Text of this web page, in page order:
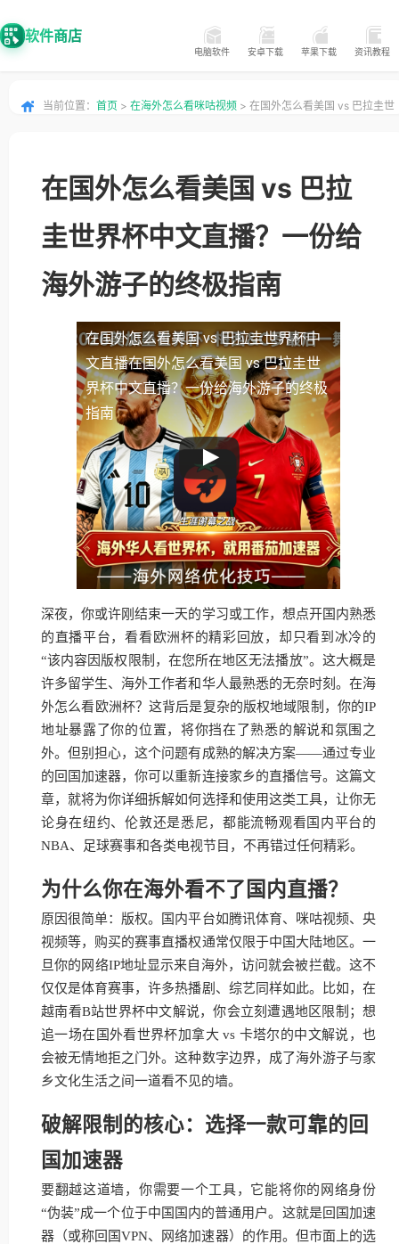
软件商店
电脑软件 安卓下载 苹果下载 资讯教程
当前位置： 首页 > 在海外怎么看咪咕视频 > 在国外怎么看美国 vs 巴拉圭世
在国外怎么看美国 vs 巴拉
圭世界杯中文直播？一份给
海外游子的终极指南
在国外怎么看美国 vs 巴拉圭世界杯中
文直播在国外怎么看美国 vs 巴拉圭世
界杯中文直播？一份给海外游子的终极
指南
深夜，你或许刚结束一天的学习或工作，想点开国内熟悉
的直播平台，看看欧洲杯的精彩回放，却只看到冰冷的
“该内容因版权限制，在您所在地区无法播放”。这大概是
许多留学生、海外工作者和华人最熟悉的无奈时刻。在海
外怎么看欧洲杯？这背后是复杂的版权地域限制，你的IP
地址暴露了你的位置，将你挡在了熟悉的解说和氛围之
外。但别担心，这个问题有成熟的解决方案——通过专业
的回国加速器，你可以重新连接家乡的直播信号。这篇文
章，就将为你详细拆解如何选择和使用这类工具，让你无
论身在纽约、伦敦还是悉尼，都能流畅观看国内平台的
NBA、足球赛事和各类电视节目，不再错过任何精彩。
为什么你在海外看不了国内直播？
原因很简单：版权。国内平台如腾讯体育、咪咕视频、央
视频等，购买的赛事直播权通常仅限于中国大陆地区。一
旦你的网络IP地址显示来自海外，访问就会被拦截。这不
仅仅是体育赛事，许多热播剧、综艺同样如此。比如，在
越南看B站世界杯中文解说，你会立刻遭遇地区限制；想
追一场在国外看世界杯加拿大 vs 卡塔尔的中文解说，也
会被无情地拒之门外。这种数字边界，成了海外游子与家
乡文化生活之间一道看不见的墙。
破解限制的核心：选择一款可靠的回
国加速器
要翻越这道墙，你需要一个工具，它能将你的网络身份
“伪装”成一个位于中国国内的普通用户。这就是回国加速
器（或称回国VPN、网络加速器）的作用。但市面上的选